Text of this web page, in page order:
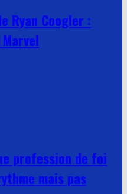
Ryan Coogler :
profession de foi
mais pas